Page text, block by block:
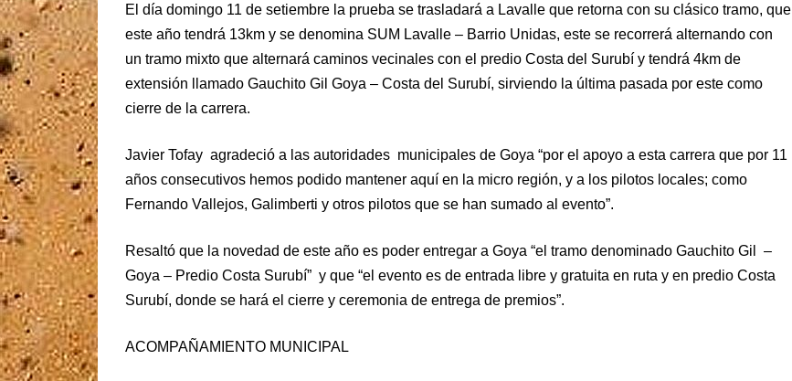
El día domingo 11 de setiembre la prueba se trasladará a Lavalle que retorna con su clásico tramo, que
este año tendrá 13km y se denomina SUM Lavalle – Barrio Unidas, este se recorrerá alternando con
un tramo mixto que alternará caminos vecinales con el predio Costa del Surubí y tendrá 4km de
extensión llamado Gauchito Gil Goya – Costa del Surubí, sirviendo la última pasada por este como
cierre de la carrera.
Javier Tofay agradeció a las autoridades municipales de Goya “por el apoyo a esta carrera que por 11
años consecutivos hemos podido mantener aquí en la micro región, y a los pilotos locales; como
Fernando Vallejos, Galimberti y otros pilotos que se han sumado al evento”.
Resaltó que la novedad de este año es poder entregar a Goya “el tramo denominado Gauchito Gil –
Goya – Predio Costa Surubí” y que “el evento es de entrada libre y gratuita en ruta y en predio Costa
Surubí, donde se hará el cierre y ceremonia de entrega de premios”.
ACOMPAÑAMIENTO MUNICIPAL